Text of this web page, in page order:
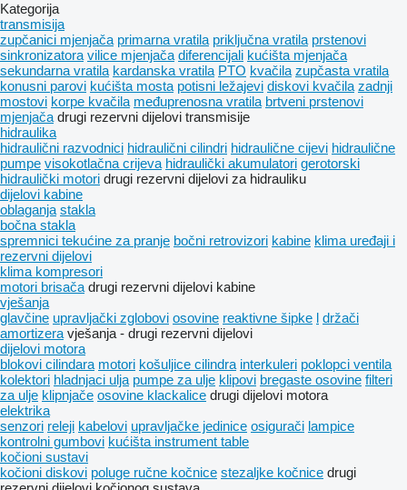
Kategorija
transmisija
zupčanici mjenjača primarna vratila priključna vratila prstenovi
sinkronizatora vilice mjenjača diferencijali kućišta mjenjača
sekundarna vratila kardanska vratila PTO kvačila zupčasta vratila
konusni parovi kućišta mosta potisni ležajevi diskovi kvačila zadnji
mostovi korpe kvačila međuprenosna vratila brtveni prstenovi
mjenjača drugi rezervni dijelovi transmisije
hidraulika
hidraulični razvodnici hidraulični cilindri hidraulične cijevi hidraulične
pumpe visokotlačna crijeva hidraulički akumulatori gerotorski
hidraulički motori drugi rezervni dijelovi za hidrauliku
dijelovi kabine
oblaganja stakla
bočna stakla
spremnici tekućine za pranje bočni retrovizori kabine klima uređaji i
rezervni dijelovi
klima kompresori
motori brisača drugi rezervni dijelovi kabine
vješanja
glavčine upravljački zglobovi osovine reaktivne šipke l držači
amortizera vješanja - drugi rezervni dijelovi
dijelovi motora
blokovi cilindara motori košuljice cilindra interkuleri poklopci ventila
kolektori hladnjaci ulja pumpe za ulje klipovi bregastе osovinе filteri
za ulje klipnjače osovine klackalice drugi dijelovi motora
elektrika
senzori releji kabelovi upravljačke jedinice osigurači lampice
kontrolni gumbovi kućišta instrument table
kočioni sustavi
kočioni diskovi poluge ručne kočnice stezaljkе kočnice drugi